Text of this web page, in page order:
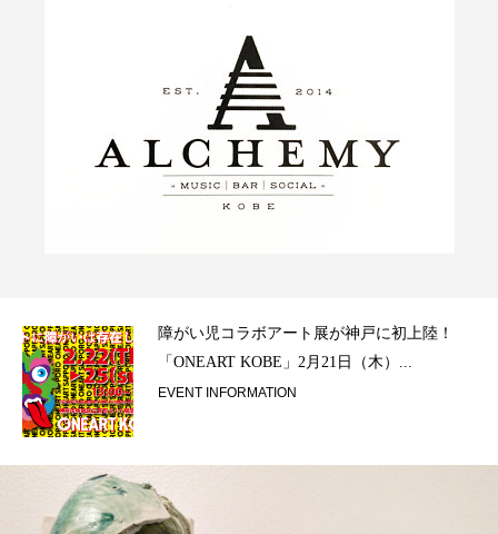
映画レビュー ～森の熊さん大好き、駆除反対
ムーヴの暇人は見てみましょう「ブラック...
CULTURE